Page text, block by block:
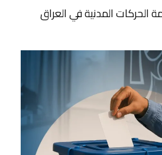
الحركات المدنية في العراق